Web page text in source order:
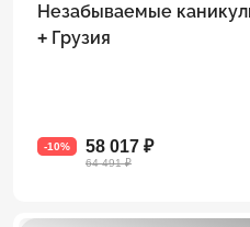
Незабываемые
+ Грузия
-10% 58 017 ₽
64 491 ₽